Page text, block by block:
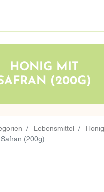
HONIG MIT
(200G)
Lebensmittel Honig
Safran (200g)